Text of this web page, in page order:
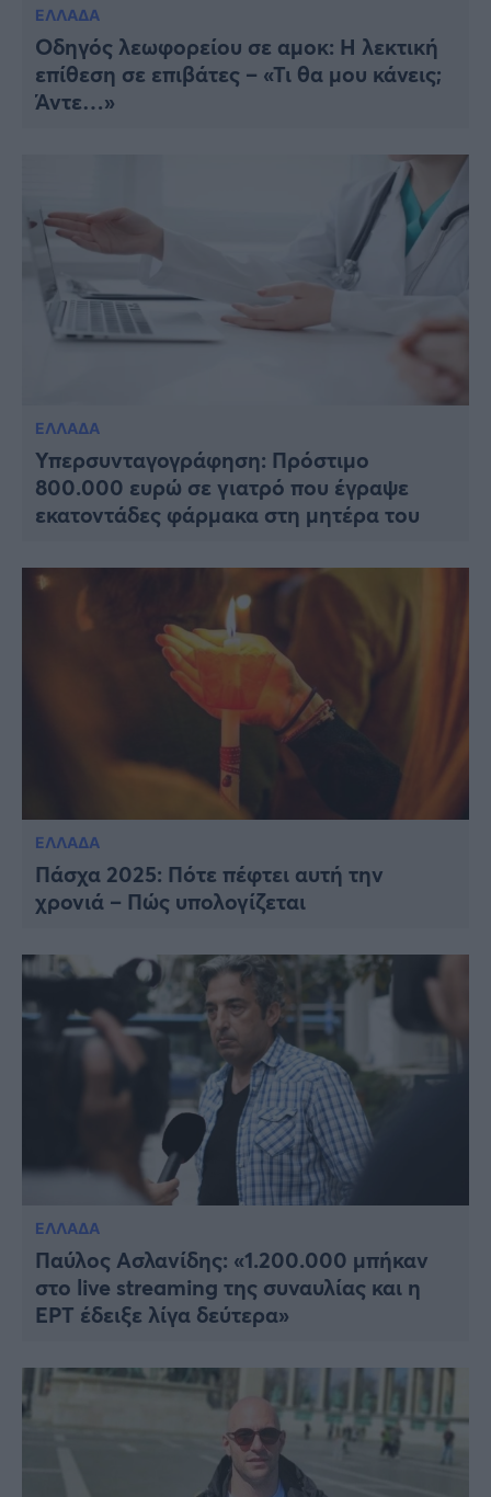
ΕΛΛΑΔΑ
Οδηγός λεωφορείου σε αμοκ: Η λεκτική
επίθεση σε επιβάτες – «Τι θα μου κάνεις;
Άντε…»
ΕΛΛΑΔΑ
Υπερσυνταγογράφηση: Πρόστιμο
800.000 ευρώ σε γιατρό που έγραψε
εκατοντάδες φάρμακα στη μητέρα του
ΕΛΛΑΔΑ
Πάσχα 2025: Πότε πέφτει αυτή την
χρονιά – Πώς υπολογίζεται
ΕΛΛΑΔΑ
Παύλος Ασλανίδης: «1.200.000 μπήκαν
στο live streaming της συναυλίας και η
ΈΡΤ έδειξε λίγα δεύτερα»